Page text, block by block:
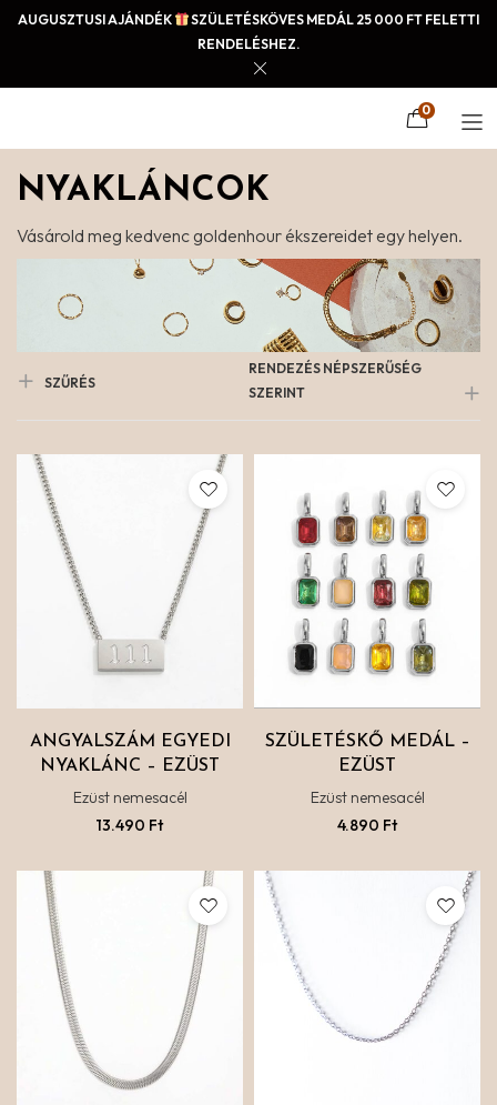
AUGUSZTUSI AJÁNDÉK
SZÜLETÉSKÖVES MEDÁL 25 000 FT FELETTI
RENDELÉSHEZ.
0
NYAKLÁNCOK
Vásárold meg kedvenc goldenhour ékszereidet egy helyen.
SZŰRÉS
RENDEZÉS NÉPSZERŰSÉG
SZERINT
ANGYALSZÁM EGYEDI
NYAKLÁNC – EZÜST
Ezüst nemesacél
13.490 Ft
SZÜLETÉSKŐ MEDÁL –
EZÜST
Ezüst nemesacél
4.890 Ft